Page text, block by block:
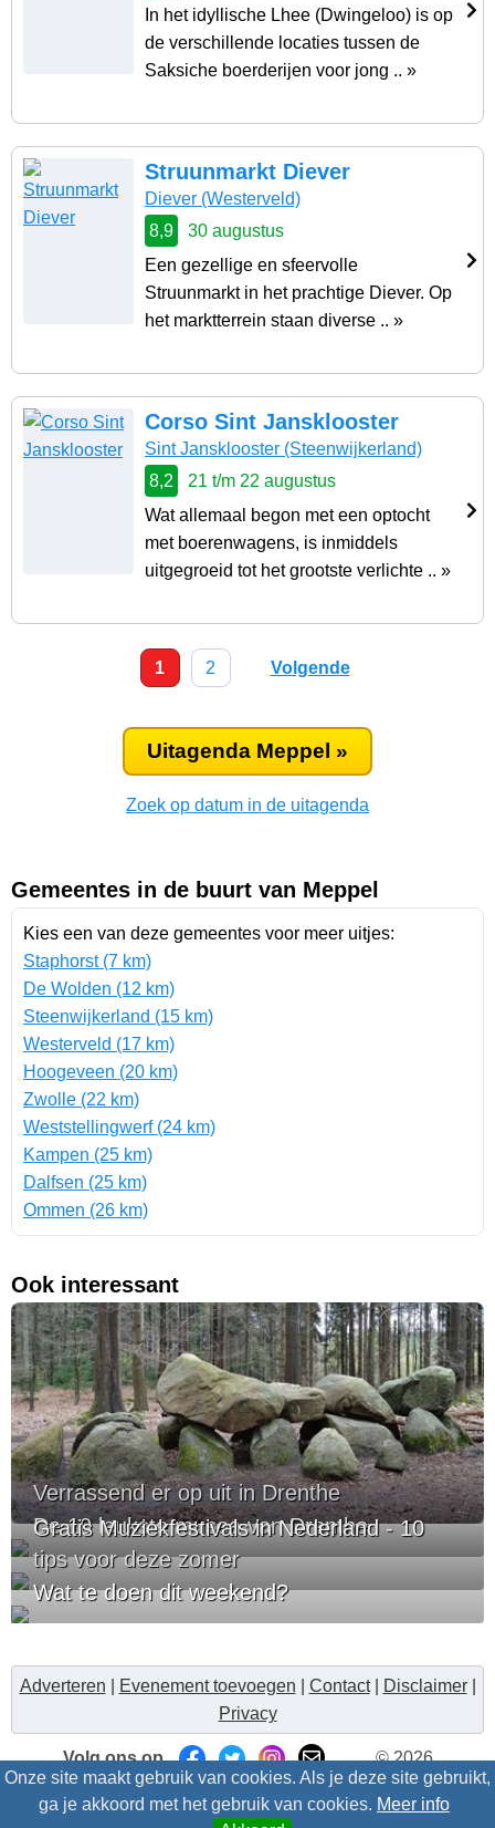
Onze site maakt gebruik van cookies. Als je deze site gebruikt,
ga je akkoord met het gebruik van cookies. Meer info
In het idyllische Lhee (Dwingeloo) is op
de verschillende locaties tussen de
Saksiche boerderijen voor jong .. »
Struunmarkt Diever
Diever (Westerveld)
8,9
30 augustus
Een gezellige en sfeervolle
Struunmarkt in het prachtige Diever. Op
het marktterrein staan diverse .. »
Corso Sint Jansklooster
Sint Jansklooster (Steenwijkerland)
8,2
21 t/m 22 augustus
Wat allemaal begon met een optocht
met boerenwagens, is inmiddels
uitgegroeid tot het grootste verlichte .. »
1 2 Volgende
Uitagenda Meppel »
Zoek op datum in de uitagenda
Gemeentes in de buurt van Meppel
Kies een van deze gemeentes voor meer uitjes:
Staphorst (7 km)
De Wolden (12 km)
Steenwijkerland (15 km)
Westerveld (17 km)
Hoogeveen (20 km)
Zwolle (22 km)
Weststellingwerf (24 km)
Kampen (25 km)
Dalfsen (25 km)
Ommen (26 km)
Ook interessant
Verrassend er op uit in Drenthe
De 10 leukste musea van Drenthe
Gratis Muziekfestivals in Nederland - 10
tips voor deze zomer
Wat te doen dit weekend?
Adverteren Evenement toevoegen Contact| Disclaimer|
Privacy
Volg ons op
© 2026
Uitzinnig.nl/intris- Alle rechten voorbehouden